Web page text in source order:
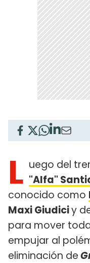
L uego del
"Alfa"
conocido como
Maxi Giudiciy
para mover
empujar al
eliminación de